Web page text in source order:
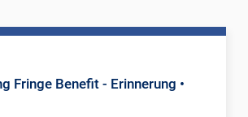
Fringe Benefit - Erinnerung •